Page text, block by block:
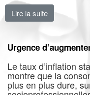
Lire la suite
Urgence
Le taux d’inflation
montre que la
plus en plus dure,